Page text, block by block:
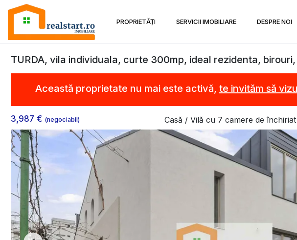
PROPRIETĂȚI SERVICII IMOBILIARE DESPRE NOI
TURDA, vila individuala, curte 300mp, ideal rezidenta,
Această proprietate nu mai este activă, te invităm să
3,987 € (negociabil) Casă / Vilă cu 7 camere de închiriat